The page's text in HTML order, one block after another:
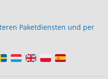
Paketdiensten und per